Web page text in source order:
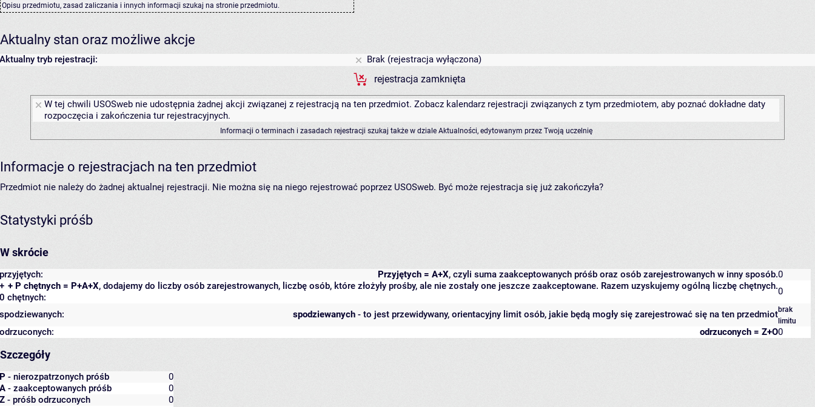
Opisu przedmiotu, zasad zaliczania i innych informacji szukaj na stronie przedmiotu.
Aktualny stan oraz możliwe akcje
Aktualny tryb rejestracji:
Brak (rejestracja wyłączona)
rejestracja zamknięta
W tej chwili USOSweb nie udostępnia żadnej akcji związanej z rejestracją na ten przedmiot. Zobacz kalendarz rejestracji związanych z tym przedmiotem, aby poznać dokładne daty
rozpoczęcia i zakończenia tur rejestracyjnych.
Informacji o terminach i zasadach rejestracji szukaj także w dziale Aktualności, edytowanym przez Twoją uczelnię
Informacje o rejestracjach na ten przedmiot
Przedmiot nie należy do żadnej aktualnej rejestracji. Nie można się na niego rejestrować poprzez USOSweb. Być może rejestracja się już zakończyła?
Statystyki próśb
W skrócie
Przyjętych = A+X, czyli suma zaakceptowanych próśb oraz osób zarejestrowanych w inny sposób.
przyjętych:
0
+ P chętnych = P+A+X, dodajemy do liczby osób zarejestrowanych, liczbę osób, które złożyły prośby, ale nie zostały one jeszcze zaakceptowane. Razem uzyskujemy ogólną liczbę chętnych.
+
0 chętnych:
0
spodziewanych - to jest przewidywany, orientacyjny limit osób, jakie będą mogły się zarejestrować się na ten przedmiot
spodziewanych:
brak
limitu
odrzuconych = Z+O
odrzuconych: 0
Szczegóły
P - nierozpatrzonych próśb
0
A - zaakceptowanych próśb
0
Z - próśb odrzuconych
0